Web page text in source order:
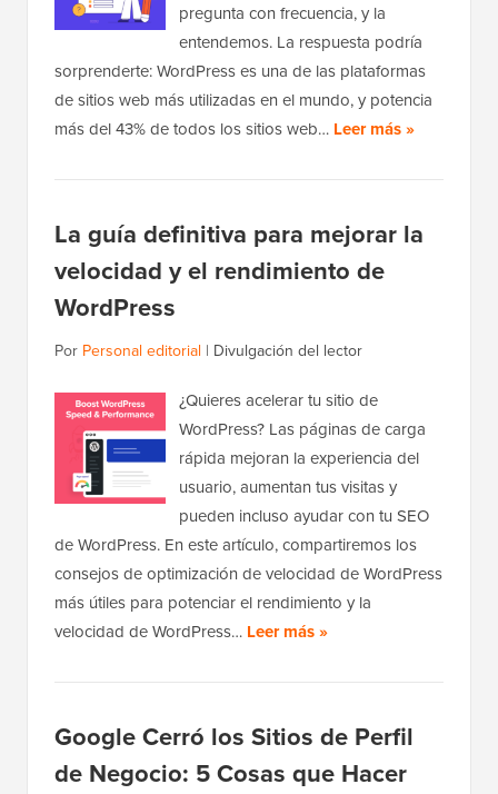
pregunta con frecuencia, y la
entendemos. La respuesta podría
sorprenderte: WordPress es una de las plataformas
de sitios web más utilizadas en el mundo, y potencia
más del 43% de todos los sitios web… Leer más »
La guía definitiva para mejorar la
velocidad y el rendimiento de
WordPress
Por Personal editorial | Divulgación del lector
¿Quieres acelerar tu sitio de
WordPress? Las páginas de carga
rápida mejoran la experiencia del
usuario, aumentan tus visitas y
pueden incluso ayudar con tu SEO
de WordPress. En este artículo, compartiremos los
consejos de optimización de velocidad de WordPress
más útiles para potenciar el rendimiento y la
velocidad de WordPress… Leer más »
Google Cerró los Sitios de Perfil
de Negocio: 5 Cosas que Hacer